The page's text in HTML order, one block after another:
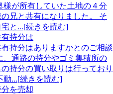
が所有していた土地の４分
兄と共有になりました。 そ
と...[続きを読む]
持分は
持分はありますかとのご相談
、通路の持分やゴミ集積所の
持分の買い取りは行っており
動...[続きを読む]
を売却